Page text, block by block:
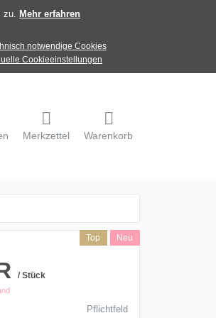
zu. Mehr erfahren
notwendige Cookies
Cookieeinstellungen
Merkzettel Warenkorb
Top Neu
/ Stück
Pflichtfeld